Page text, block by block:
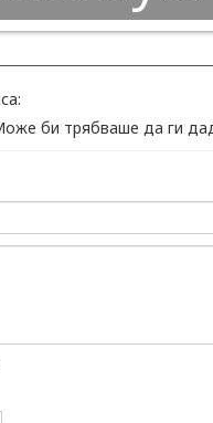
би трябваше да ги